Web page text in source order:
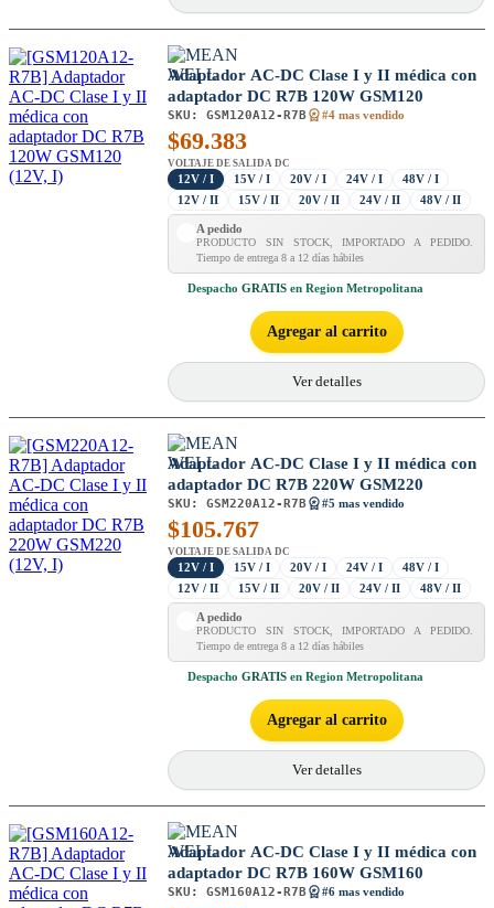
Adaptador AC-DC Clase I y II médica con
adaptador DC R7B 120W GSM120
SKU: GSM120A12-R7B #4 mas vendido
$69.383
VOLTAJE DE SALIDA DC
12V / I 15V / I 20V / I 24V / I
48V / I
12V / II
15V / II 20V / II 24V / II 48V / II
A pedido
PRODUCTO SIN STOCK, IMPORTADO A PEDIDO.
Tiempo de entrega 8 a 12 días hábiles
Despacho GRATIS en Region Metropolitana
Agregar al carrito
Ver detalles
Adaptador AC-DC Clase I y II médica con
adaptador DC R7B 220W GSM220
SKU: GSM220A12-R7B #5 mas vendido
$105.767
VOLTAJE DE SALIDA DC
12V / I 15V / I 20V / I 24V / I
48V / I
12V / II
15V / II 20V / II 24V / II 48V / II
A pedido
PRODUCTO SIN STOCK, IMPORTADO A PEDIDO.
Tiempo de entrega 8 a 12 días hábiles
Despacho GRATIS en Region Metropolitana
Agregar al carrito
Ver detalles
Adaptador AC-DC Clase I y II médica con
adaptador DC R7B 160W GSM160
SKU: GSM160A12-R7B #6 mas vendido